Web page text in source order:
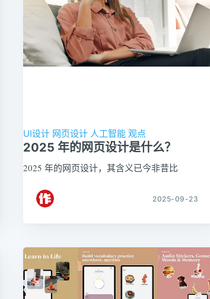
UI设计 网页设计 人工智能 观点
2025 年的网页设计是什么？
2025 年的网页设计，其含义已今非昔比
2025-09-23